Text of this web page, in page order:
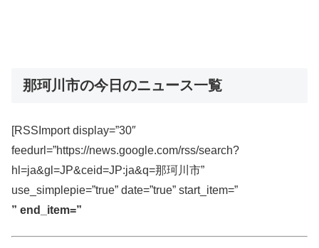
那珂川市の今日のニュース一覧
[RSSImport display=”30″
feedurl=”https://news.google.com/rss/search?
hl=ja&gl=JP&ceid=JP:ja&q=那珂川市”
use_simplepie=”true” date=”true” start_item=”
” end_item=”